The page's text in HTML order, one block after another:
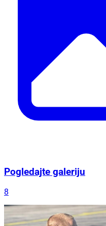
Pogledajte galeriju
8